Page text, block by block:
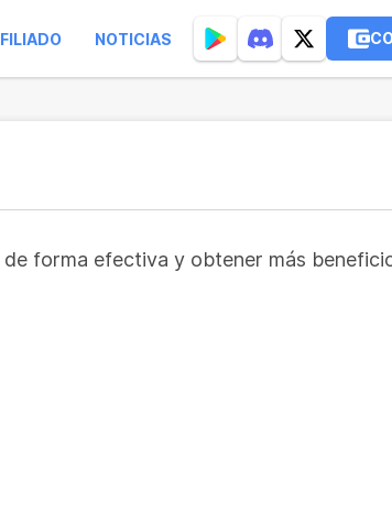
NOTICIAS
forma efectiva y obtener más